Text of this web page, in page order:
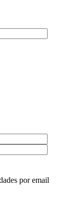
por email